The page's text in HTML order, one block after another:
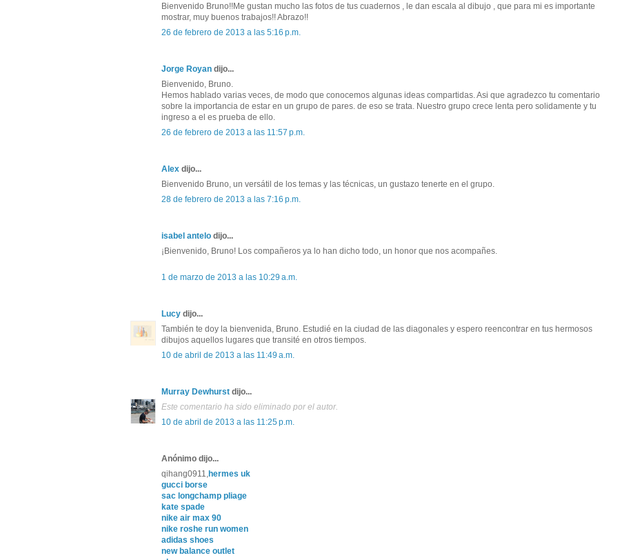
Bienvenido Bruno!!Me gustan mucho las fotos de tus cuadernos , le dan escala al dibujo , que para mi es importante
mostrar, muy buenos trabajos!! Abrazo!!
26 de febrero de 2013 a las 5:16 p.m.
Jorge Royan dijo...
Bienvenido, Bruno.
Hemos hablado varias veces, de modo que conocemos algunas ideas compartidas. Asi que agradezco tu comentario
sobre la importancia de estar en un grupo de pares. de eso se trata. Nuestro grupo crece lenta pero solidamente y tu
ingreso a el es prueba de ello.
26 de febrero de 2013 a las 11:57 p.m.
Alex dijo...
Bienvenido Bruno, un versátil de los temas y las técnicas, un gustazo tenerte en el grupo.
28 de febrero de 2013 a las 7:16 p.m.
isabel antelo dijo...
¡Bienvenido, Bruno! Los compañeros ya lo han dicho todo, un honor que nos acompañes.
1 de marzo de 2013 a las 10:29 a.m.
Lucy dijo...
También te doy la bienvenida, Bruno. Estudié en la ciudad de las diagonales y espero reencontrar en tus hermosos
dibujos aquellos lugares que transité en otros tiempos.
10 de abril de 2013 a las 11:49 a.m.
Murray Dewhurst dijo...
Este comentario ha sido eliminado por el autor.
10 de abril de 2013 a las 11:25 p.m.
Anónimo dijo...
qihang0911,hermes uk
gucci borse
sac longchamp pliage
kate spade
nike air max 90
nike roshe run women
adidas shoes
new balance outlet